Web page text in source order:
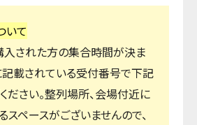
いて
入された方の集合時間が決ま
記載されている受付番号で下記
ださい。整列場所、会場付近に
ペースがございませんので、